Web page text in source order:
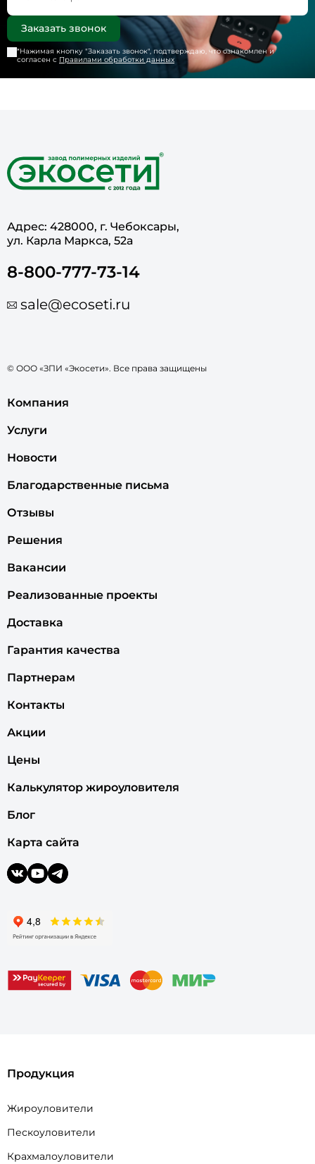
*Нажимая кнопку "Заказать звонок", подтверждаю, что ознакомлен и
согласен с Правилами обработки данных
Адрес: 428000, г. Чебоксары,
ул. Карла Маркса, 52а
8-800-777-73-14
sale@ecoseti.ru
© ООО «ЗПИ «Экосети». Все права защищены
Компания
Услуги
Новости
Благодарственные письма
Отзывы
Решения
Вакансии
Реализованные проекты
Доставка
Гарантия качества
Партнерам
Контакты
Акции
Цены
Калькулятор жироуловителя
Блог
Карта сайта
Продукция
Жироуловители
Пескоуловители
Крахмалоуловители